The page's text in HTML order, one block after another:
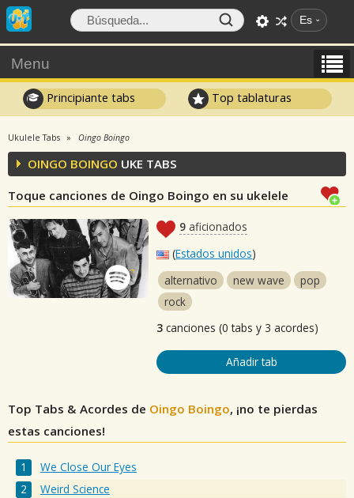
Es
Menu
Principiante tabs Top tablaturas
Ukulele Tabs Oingo Boingo
OINGO BOINGO UKE TABS
Toque canciones de Oingo Boingo en su ukelele
9 aficionados
(Estados unidos)
alternativo
new wave
pop
rock
3 canciones (0 tabs y 3 acordes)
Añadir tab
Top Tabs & Acordes de Oingo Boingo, ¡no te pierdas
estas canciones!
We Close Our Eyes
Weird Science